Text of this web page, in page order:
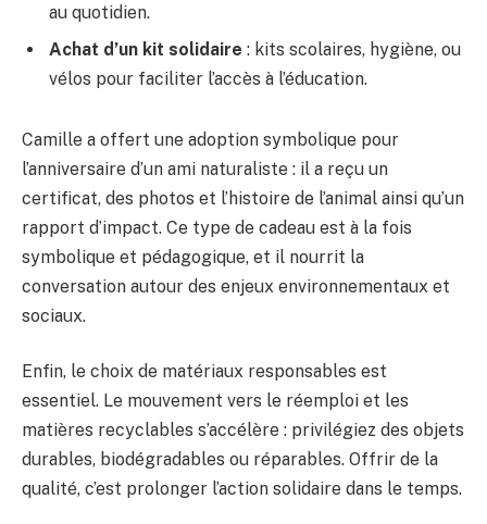
au quotidien.
Achat d’un kit solidaire : kits scolaires, hygiène, ou
vélos pour faciliter l’accès à l’éducation.
Camille a offert une adoption symbolique pour
l’anniversaire d’un ami naturaliste : il a reçu un
certificat, des photos et l’histoire de l’animal ainsi qu’un
rapport d’impact. Ce type de cadeau est à la fois
symbolique et pédagogique, et il nourrit la
conversation autour des enjeux environnementaux et
sociaux.
Enfin, le choix de matériaux responsables est
essentiel. Le mouvement vers le réemploi et les
matières recyclables s’accélère : privilégiez des objets
durables, biodégradables ou réparables. Offrir de la
qualité, c’est prolonger l’action solidaire dans le temps.